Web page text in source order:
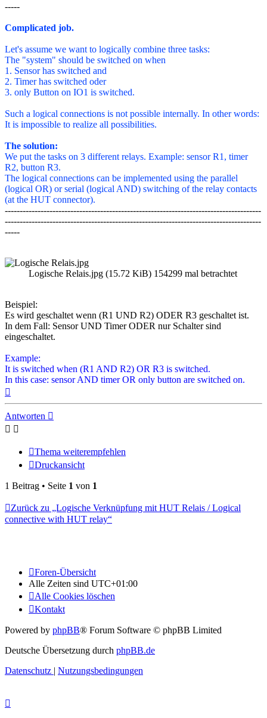
-----
Complicated job.
Let's assume we want to logically combine three tasks:
The "system" should be switched on when
1. Sensor has switched and
2. Timer has switched oder
3. only Button on IO1 is switched.
Such a logical connections is not possible internally. In other words:
It is impossible to realize all possibilities.
The solution:
We put the tasks on 3 different relays. Example: sensor R1, timer
R2, button R3.
The logical connections can be implemented using the parallel
(logical OR) or serial (logical AND) switching of the relay contacts
(at the HUT connector).
--------------------------------------------------------------------------------------
--------------------------------------------------------------------------------------
-----
Logische Relais.jpg (15.72 KiB) 154299 mal betrachtet
Beispiel:
Es wird geschaltet wenn (R1 UND R2) ODER R3 geschaltet ist.
In dem Fall: Sensor UND Timer ODER nur Schalter sind
eingeschaltet.
Example:
It is switched when (R1 AND R2) OR R3 is switched.
In this case: sensor AND timer OR only button are switched on.
Antworten
Thema weiterempfehlen
Druckansicht
1 Beitrag • Seite 1 von 1
Zurück zu „Logische Verknüpfung mit HUT Relais / Logical
connective with HUT relay“
Foren-Übersicht
Alle Zeiten sind UTC+01:00
Alle Cookies löschen
Kontakt
Powered by phpBB® Forum Software © phpBB Limited
Deutsche Übersetzung durch phpBB.de
Datenschutz | Nutzungsbedingungen